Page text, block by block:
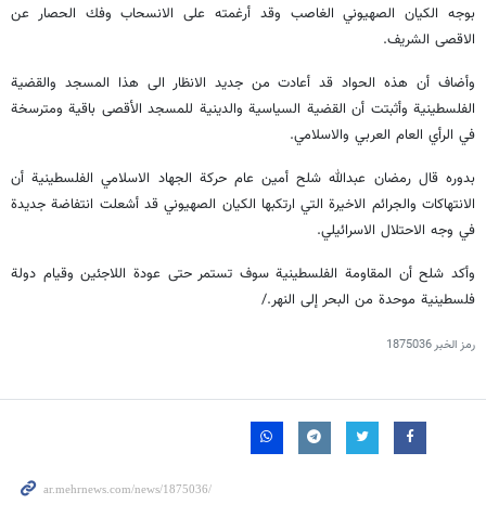
بوجه الكيان الصهيوني الغاصب وقد أرغمته على الانسحاب وفك الحصار عن
الاقصى الشريف.
وأضاف أن هذه الحواد قد أعادت من جديد الانظار الى هذا المسجد والقضية
الفلسطينية وأثبتت أن القضية السياسية والدينية للمسجد الأقصى باقية ومترسخة
في الرأي العام العربي والاسلامي.
بدوره قال رمضان عبدالله شلح أمين عام حركة الجهاد الاسلامي الفلسطينية أن
الانتهاكات والجرائم الاخيرة التي ارتكبها الكيان الصهيوني قد أشعلت انتفاضة جديدة
في وجه الاحتلال الاسرائيلي.
وأكد شلح أن المقاومة الفلسطينية سوف تستمر حتى عودة اللاجئين وقيام دولة
فلسطينية موحدة من البحر إلى النهر./
رمز الخبر1875036